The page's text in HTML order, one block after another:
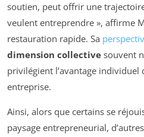
soutien, peut offrir une
veulent entreprendre », affirme
restauration rapide. Sa
dimension collective souvent
privilégient l’avantage individuel
entreprise.
Ainsi, alors que certains se
paysage entrepreneurial,